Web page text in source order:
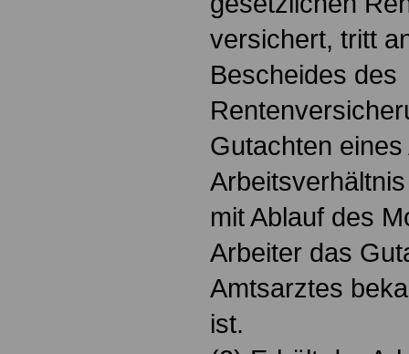
versichert, tritt
Bescheides des
Gutachten
mit Ablauf des
Arbeiter das
Amtsarztes
ist.